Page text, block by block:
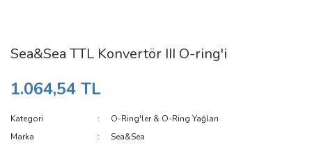
Sea&Sea TTL Konvertör III O-ring'i
1.064,54 TL
Kategori
O-Ring'ler & O-Ring Yağları
Marka
Sea&Sea